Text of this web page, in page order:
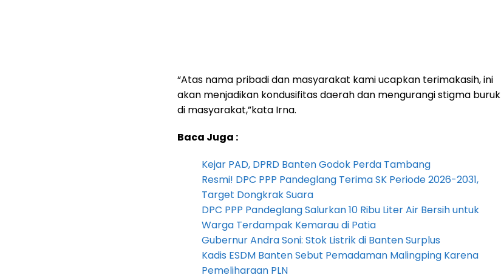
“Atas nama pribadi dan masyarakat kami ucapkan terimakasih, ini
akan menjadikan kondusifitas daerah dan mengurangi stigma buruk
di masyarakat,”kata Irna.
Baca Juga :
Kejar PAD, DPRD Banten Godok Perda Tambang
Resmi! DPC PPP Pandeglang Terima SK Periode 2026-2031,
Target Dongkrak Suara
DPC PPP Pandeglang Salurkan 10 Ribu Liter Air Bersih untuk
Warga Terdampak Kemarau di Patia
Gubernur Andra Soni: Stok Listrik di Banten Surplus
Kadis ESDM Banten Sebut Pemadaman Malingping Karena
Pemeliharaan PLN